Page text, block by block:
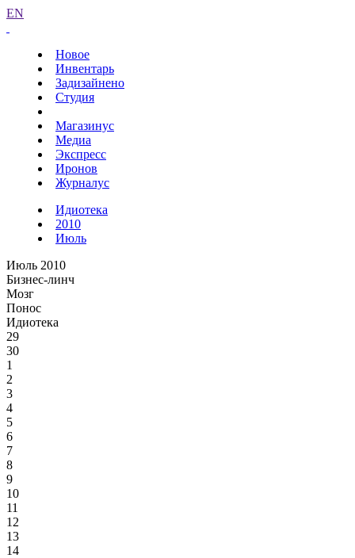
EN
Новое
Инвентарь
Задизайнено
Студия
Магазинус
Медиа
Экспресс
Иронов
Журналус
Идиотека
2010
Июль
Июль 2010
Бизнес-линч
Мозг
Понос
Идиотека
29
30
1
2
3
4
5
6
7
8
9
10
11
12
13
14